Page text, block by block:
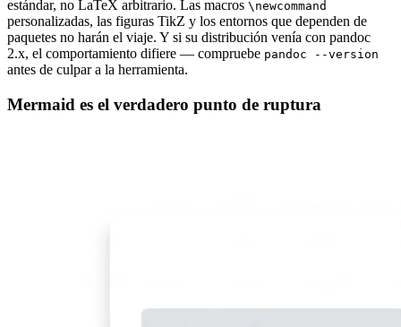
estándar, no LaTeX arbitrario. Las macros \newcommand
personalizadas, las figuras TikZ y los entornos que dependen de
paquetes no harán el viaje. Y si su distribución venía con pandoc
2.x, el comportamiento difiere — compruebe pandoc --version
antes de culpar a la herramienta.
Mermaid es el verdadero punto de ruptura